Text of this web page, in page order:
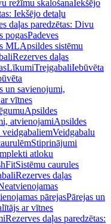
režīmu skalošanaIekšējo
Iekšējo detaļu
daļas paredzētas: Divu
pogasPadeves
MLApsildes sistēmu
Rezerves daļas
LīkumiTrejgabaliIebūvēta
un savienojumi,
vītnes
Apsildes
atvienojamiApsildes
Veidgabalu
Stiprinājumi
atloku
Sistēmu caurules
Rezerves daļas
pārejasPārejas un
ar vītnes
Rezerves daļas paredzētas: